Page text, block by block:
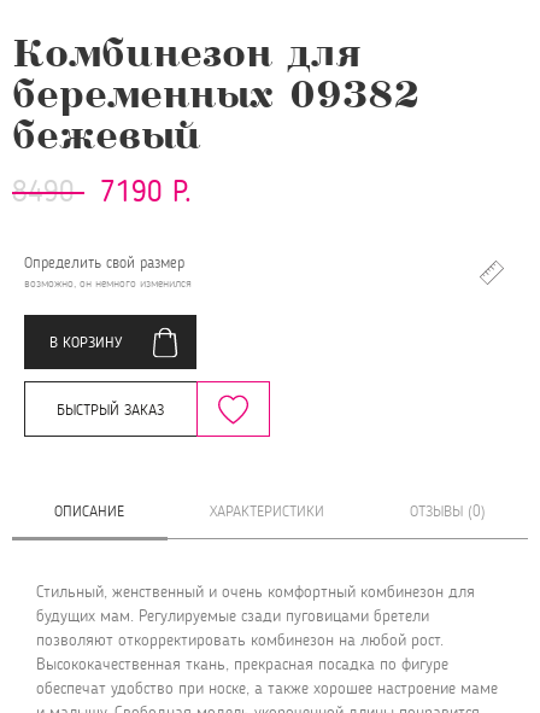
Комбинезон для
беременных 09382
бежевый
8490 7190 Р.
Определить свой размер
возможно, он немного изменился
В КОРЗИНУ
БЫСТРЫЙ ЗАКАЗ
ОПИСАНИЕ ХАРАКТЕРИСТИКИ ОТЗЫВЫ (0)
Стильный, женственный и очень комфортный комбинезон для
будущих мам. Регулируемые сзади пуговицами бретели
позволяют откорректировать комбинезон на любой рост.
Высококачественная ткань, прекрасная посадка по фигуре
обеспечат удобство при носке, а также хорошее настроение маме